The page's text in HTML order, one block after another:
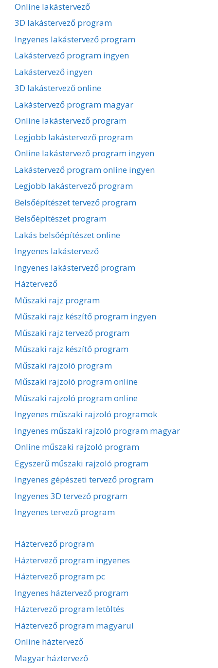
Online lakástervező
3D lakástervező program
Ingyenes lakástervező program
Lakástervező program ingyen
Lakástervező ingyen
3D lakástervező online
Lakástervező program magyar
Online lakástervező program
Legjobb lakástervező program
Online lakástervező program ingyen
Lakástervező program online ingyen
Legjobb lakástervező program
Belsőépítészet tervező program
Belsőépítészet program
Lakás belsőépítészet online
Ingyenes lakástervező
Ingyenes lakástervező program
Háztervező
Műszaki rajz program
Műszaki rajz készítő program ingyen
Műszaki rajz tervező program
Műszaki rajz készítő program
Műszaki rajzoló program
Műszaki rajzoló program online
Műszaki rajzoló program online
Ingyenes műszaki rajzoló programok
Ingyenes műszaki rajzoló program magyar
Online műszaki rajzoló program
Egyszerű műszaki rajzoló program
Ingyenes gépészeti tervező program
Ingyenes 3D tervező program
Ingyenes tervező program
Háztervező program
Háztervező program ingyenes
Háztervező program pc
Ingyenes háztervező program
Háztervező program letöltés
Háztervező program magyarul
Online háztervező
Magyar háztervező